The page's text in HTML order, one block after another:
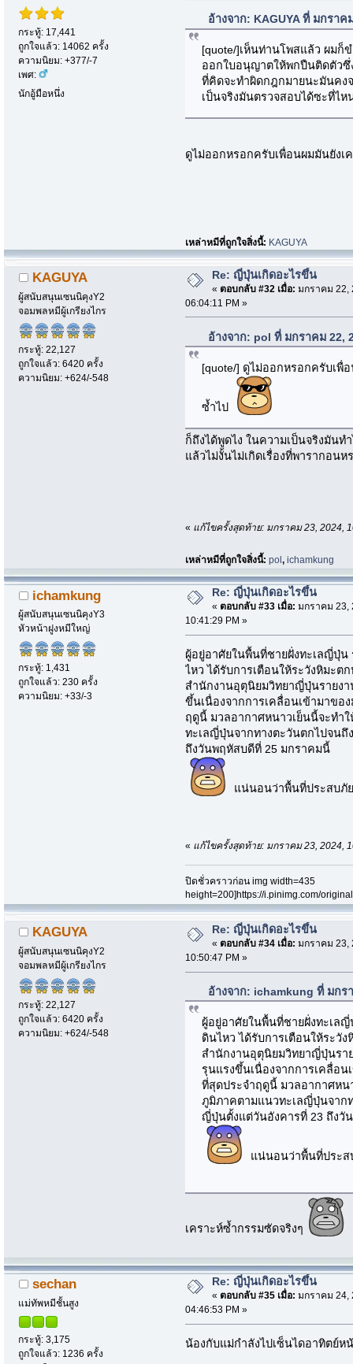
กระทู้: 17,441
ถูกใจแล้ว: 14062 ครั้ง
ความนิยม: +377/-7
เพศ:
นักอู้มือหนึ่ง
อ้างจาก: KAGUYA ที่ มกราค
[quote/]เห็นท่านโพสแล้ว ผมก็
ออกใบอนุญาตให้พกปืนติดตัวซึ่
ที่คิดจะทำผิดกฎกมายนะมันค
เป็นจริงมันตรวจสอบได้ซะที่ไ
ดูไม่ออกหรอกครับเพื่อนผมมันยัง
เหล่าหมีที่ถูกใจสิ่งนี้: KAGUYA
KAGUYA
ผู้สนับสนุนเซนนิคุงY2
จอมพลหมีผู้เกรียงไกร
กระทู้: 22,127
ถูกใจแล้ว: 6420 ครั้ง
ความนิยม: +624/-548
Re: ญี่ปุ่นเกิดอะไรขึ้น
« ตอบกลับ #32 เมื่อ: มกราคม 22,
06:04:11 PM »
อ้างจาก: pol ที่ มกราคม 22,
[quote/] ดูไม่ออกหรอกครับเพื่
ซ้ำไป
ก็ถึงได้พูดไง ในความเป็นจริงมันท
แล้วไม่งั้นไม่เกิดเรื่องที่พารากอนห
« แก้ไขครั้งสุดท้าย: มกราคม 23, 2024,
เหล่าหมีที่ถูกใจสิ่งนี้:pol,ichamkung
ichamkung
ผู้สนับสนุนเซนนิคุงY3
หัวหน้าฝูงหมีใหญ่
กระทู้: 1,431
ถูกใจแล้ว: 230 ครั้ง
ความนิยม: +33/-3
Re: ญี่ปุ่นเกิดอะไรขึ้น
« ตอบกลับ #33 เมื่อ: มกราคม 23,
10:41:29 PM »
ผู้อยู่อาศัยในพื้นที่ชายฝั่งทะเลญี่ปุ่
ไหว ได้รับการเตือนให้ระวังหิมะต
สำนักงานอุตุนิยมวิทยาญี่ปุ่นรายง
ขึ้นเนื่องจากการเคลื่อนเข้ามาขอ
ฤดูนี้ มวลอากาศหนาวเย็นนี้จะทำ
ทะเลญี่ปุ่นจากทางตะวันตกไปจน
ถึงวันพฤหัสบดีที่ 25 มกราคมนี้
แน่นอนว่าพื้นที่ประสบภั
« แก้ไขครั้งสุดท้าย: มกราคม 23, 2024,
ปิดชั่วคราวก่อน img width=435
height=200]https://i.pinimg.com/
KAGUYA
ผู้สนับสนุนเซนนิคุงY2
จอมพลหมีผู้เกรียงไกร
กระทู้: 22,127
ถูกใจแล้ว: 6420 ครั้ง
ความนิยม: +624/-548
Re: ญี่ปุ่นเกิดอะไรขึ้น
« ตอบกลับ #34 เมื่อ: มกราคม 23,
10:50:47 PM »
อ้างจาก: ichamkung ที่ มกร
ผู้อยู่อาศัยในพื้นที่ชายฝั่งทะเล
ดินไหว ได้รับการเตือนให้ระวั
สำนักงานอุตุนิยมวิทยาญี่ปุ่นรา
รุนแรงขึ้นเนื่องจากการเคลื่อน
ที่สุดประจำฤดูนี้ มวลอากาศหน
ภูมิภาคตามแนวทะเลญี่ปุ่นจาก
ญี่ปุ่นตั้งแต่วันอังคารที่ 23 ถึงวั
แน่นอนว่าพื้นที่ประส
เคราะห์ซ้ำกรรมซัดจริงๆ
sechan
แม่ทัพหมีชั้นสูง
กระทู้: 3,175
ถูกใจแล้ว: 1236 ครั้ง
Re: ญี่ปุ่นเกิดอะไรขึ้น
« ตอบกลับ #35 เมื่อ: มกราคม 24,
04:46:53 PM »
น้องกับแม่กำลังไปเซ็นไดอาทิตย์